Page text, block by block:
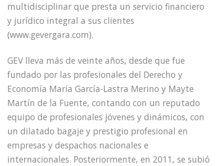
multidisciplinar que presta un servicio financiero
y jurídico integral a sus clientes
(www.gevergara.com).
GEV lleva más de veinte años, desde que fue
fundado por las profesionales del Derecho y
Economía María García-Lastra Merino y Mayte
Martín de la Fuente, contando con un reputado
equipo de profesionales jóvenes y dinámicos, con
un dilatado bagaje y prestigio profesional en
empresas y despachos nacionales e
internacionales. Posteriormente, en 2011, se subió